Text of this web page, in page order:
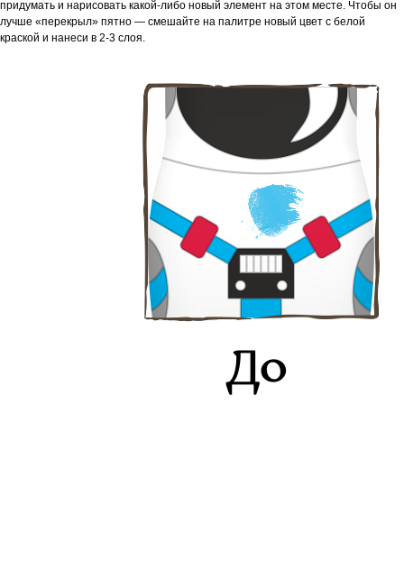
придумать и нарисовать какой-либо новый элемент на этом месте. Чтобы он
лучше «перекрыл» пятно — смешайте на палитре новый цвет с белой
краской и нанеси в 2-3 слоя.